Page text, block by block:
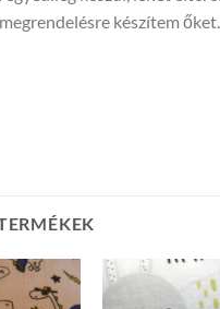
készítem őket.